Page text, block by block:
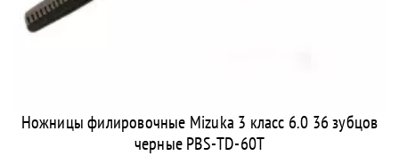
Ножницы филировочные Mizuka 3 класс 6.0 36 зубцов
черные PBS-TD-60T